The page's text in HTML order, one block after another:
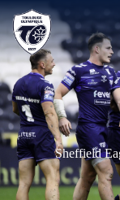
Sheffield